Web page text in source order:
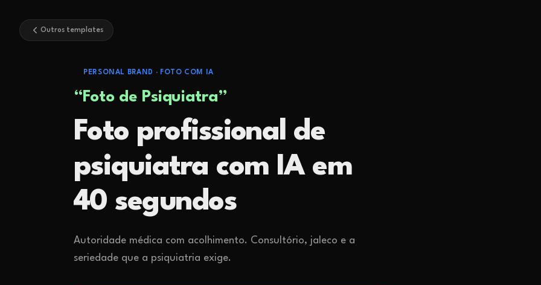
Outros templates
PERSONAL BRAND · FOTO COM IA
“ Foto de Psiquiatra”
Foto profissional de
psiquiatra com IA em
40 segundos
Autoridade médica com acolhimento. Consultório, jaleco e a
seriedade que a psiquiatria exige.